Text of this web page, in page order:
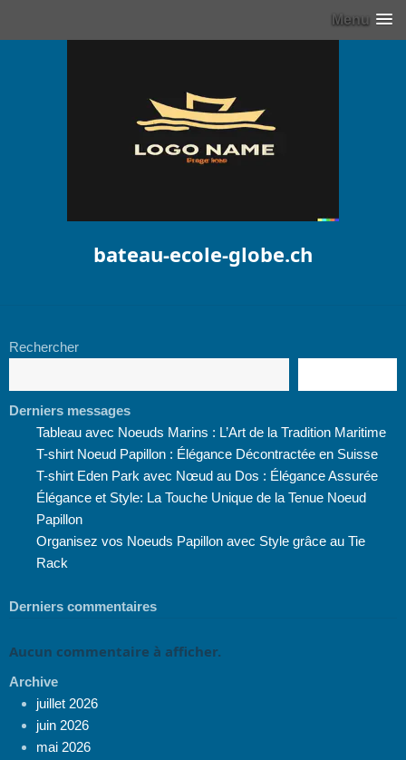
Menu
bateau-ecole-globe.ch
Rechercher
Derniers messages
Tableau avec Noeuds Marins : L’Art de la Tradition Maritime
T-shirt Noeud Papillon : Élégance Décontractée en Suisse
T-shirt Eden Park avec Nœud au Dos : Élégance Assurée
Élégance et Style: La Touche Unique de la Tenue Noeud
Papillon
Organisez vos Noeuds Papillon avec Style grâce au Tie
Rack
Derniers commentaires
Aucun commentaire à afficher.
Archive
juillet 2026
juin 2026
mai 2026